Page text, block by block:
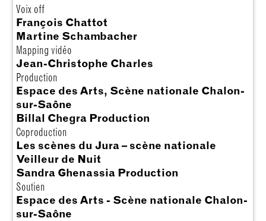
Voix off
François Chattot
Martine Schambacher
Mapping vidéo
Jean-Christophe Charles
Production
Espace des Arts, Scène nationale Chalon-
sur-Saône
Billal Chegra Production
Coproduction
Les scènes du Jura – scène nationale
Veilleur de Nuit
Sandra Ghenassia Production
Soutien
Espace des Arts - Scène nationale Chalon-
sur-Saône